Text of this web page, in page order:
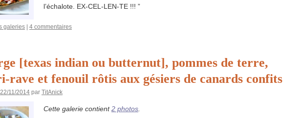
l’échalote. EX-CEL-LEN-TE !!! ”
galeries 4 commentaires
[texas indian ou butternut], pommes de terre,
rave et fenouil rôtis aux gésiers de canards confits
22/11/2014 par TitAnick
Cette galerie contient2 photos